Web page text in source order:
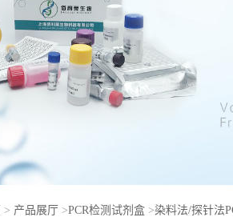
> 产品展厅 >PCR检测试剂盒 >染料法/探针法